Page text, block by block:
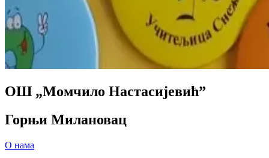
ОШ „Момчило Настасијевић”
Горњи Милановац
О нама